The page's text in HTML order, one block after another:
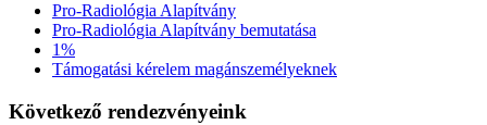
Pro-Radiológia Alapítvány
Pro-Radiológia Alapítvány bemutatása
1%
Támogatási kérelem magánszemélyeknek
Következő rendezvényeink